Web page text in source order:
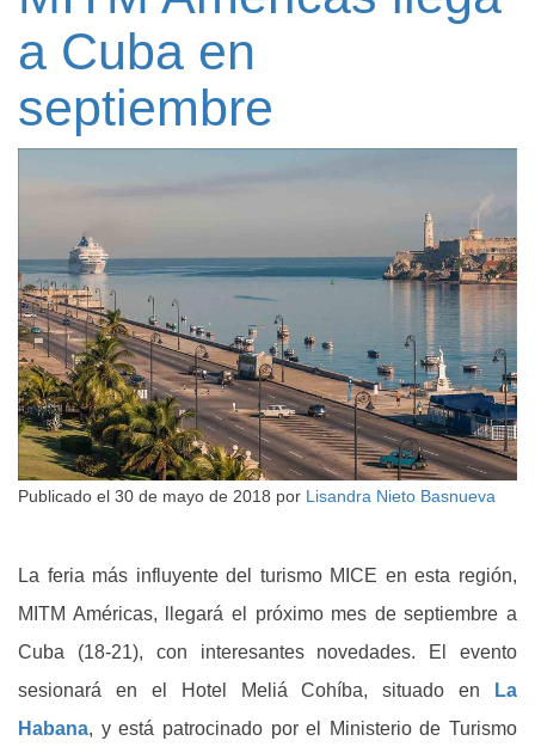
a Cuba en
septiembre
Publicado el 30 de mayo de 2018 por Lisandra Nieto Basnueva
La feria más influyente del turismo MICE en esta región,
MITM Américas, llegará el próximo mes de septiembre a
Cuba (18-21), con interesantes novedades. El evento
sesionará en el Hotel Meliá Cohíba, situado en
La
Habana, y está patrocinado por el Ministerio de Turismo